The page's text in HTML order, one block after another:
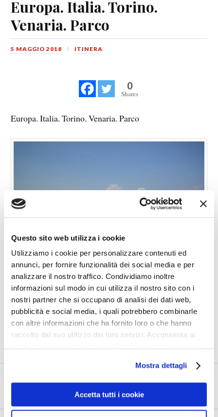
Questo sito web utilizza i cookie
Utilizziamo i cookie per personalizzare contenuti ed
annunci, per fornire funzionalità dei social media e per
analizzare il nostro traffico. Condividiamo inoltre
informazioni sul modo in cui utilizza il nostro sito con i
nostri partner che si occupano di analisi dei dati web,
pubblicità e social media, i quali potrebbero combinarle
con altre informazioni che ha fornito loro o che hanno
raccolto dal suo utilizzo dei loro servizi. Acconsenta ai
Mostra dettagli
Accetta tutti i cookie
Europa. Italia. Torino.
Venaria. Parco
5 MAGGIO 2018 ITINERA
0
Shares
Europa. Italia. Torino. Venaria. Parco
0
Europa. Italia. Torino. Mole Antonelliana